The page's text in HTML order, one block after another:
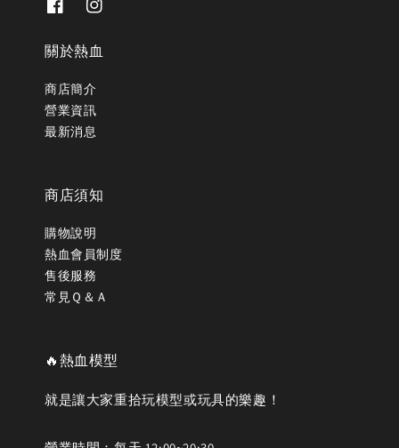
關於熱血
商店簡介
營業資訊
最新消息
商店須知
購物說明
熱血會員制度
售後服務
常見Ｑ＆Ａ
🔥熱血模型
就是讓大家重拾玩模型或玩具的樂趣！